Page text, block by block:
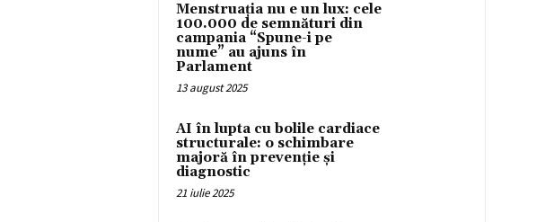
Menstruația nu e un lux: cele
100.000 de semnături din
campania “Spune-i pe
nume” au ajuns în
Parlament
13 august 2025
AI în lupta cu bolile cardiace
structurale: o schimbare
majoră în prevenție și
diagnostic
21 iulie 2025